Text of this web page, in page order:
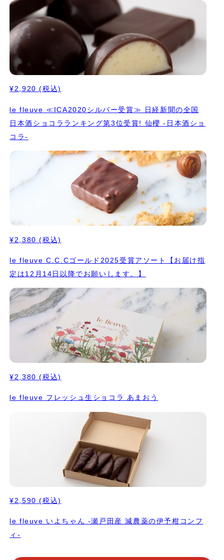
¥2,920 (税込)
le fleuve ≪ICA2020シルバー受賞≫ 日経新聞の全国
日本酒ショコラランキング第3位受賞! 仙櫻 -日本酒ショ
コラ-
¥2,380 (税込)
le fleuve C.C.Cゴールド2025受賞アソート【お届け指
定は12月14日以降でお願いします。】
¥2,380 (税込)
le fleuve フレッシュ生ショコラ あまおう
¥2,590 (税込)
le fleuve いよちゃん -瀬戸田産 減農薬の伊予柑コンフ
ィ-